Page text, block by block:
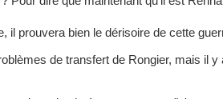
il prouvera bien le dérisoire de cette
de transfert de Rongier, mais il